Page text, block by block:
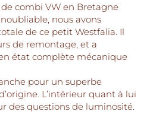
combi VW en Bretagne
nous avons
de ce petit Westfalia. Il
de remontage, et a
état complète mécanique
pour un superbe
L’intérieur quant à lui
des questions de luminosité.